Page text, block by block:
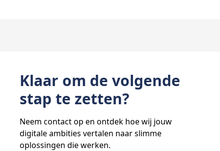
Klaar om de volgende
stap te zetten?
Neem contact op en ontdek hoe wij jouw
digitale ambities vertalen naar slimme
oplossingen die werken.